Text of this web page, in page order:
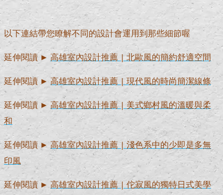
以下連結帶您瞭解不同的設計會運用到那些細節喔
延伸閱讀 ► 高雄室內設計推薦 | 北歐風的簡約舒適空間
延伸閱讀 ►高雄室內設計推薦 | 現代風的時尚簡潔線條
延伸閱讀 ► 高雄室內設計推薦 | 美式鄉村風的溫暖與柔
和
延伸閱讀 ►高雄室內設計推薦 | 淺色系中的少即是多無
印風
延伸閱讀 ► 高雄室內設計推薦 | 佗寂風的獨特日式美學